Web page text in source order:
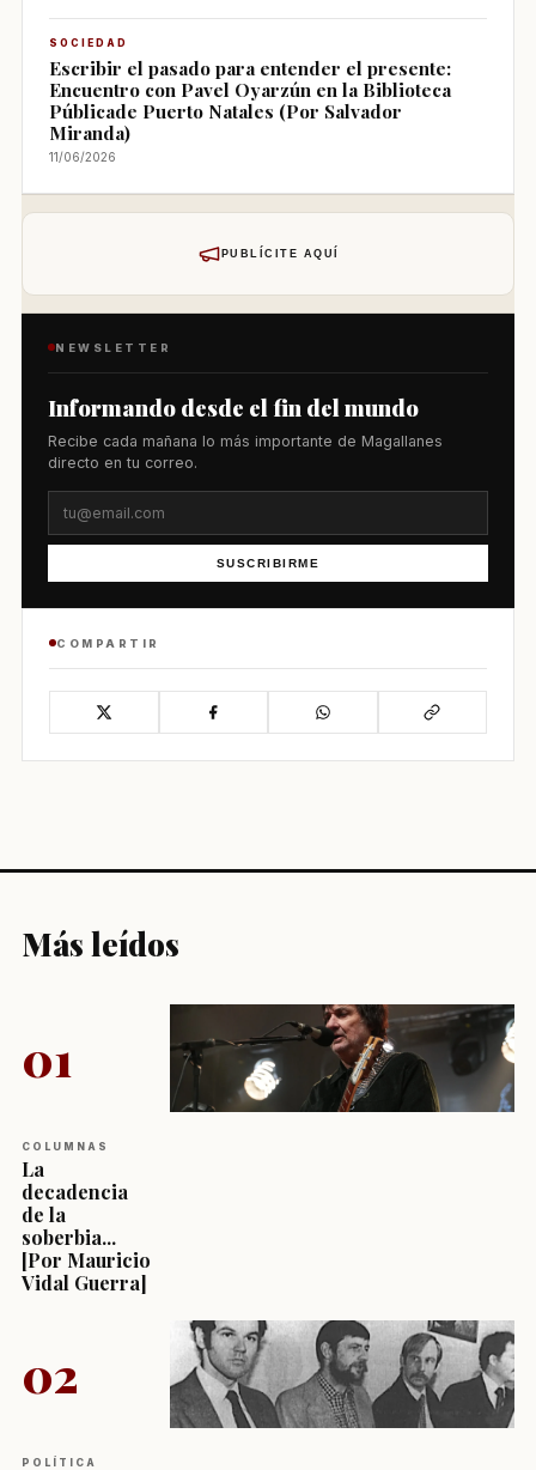
SOCIEDAD
Escribir el pasado para entender el presente:
Encuentro con Pavel Oyarzún en la Biblioteca
Públicade Puerto Natales (Por Salvador
Miranda)
11/06/2026
PUBLÍCITE AQUÍ
NEWSLETTER
Informando desde el fin del mundo
Recibe cada mañana lo más importante de Magallanes
directo en tu correo.
SUSCRIBIRME
COMPARTIR
Más leídos
01
COLUMNAS
La
decadencia
de la
soberbia...
[Por Mauricio
Vidal Guerra]
02
POLÍTICA